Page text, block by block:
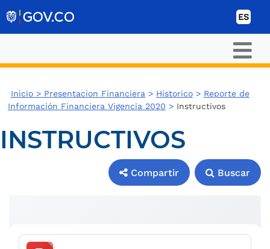
ES
Inicio > Presentacion Financiera > Historico> Reporte de
Información Financiera Vigencia 2020 >Instructivos
INSTRUCTIVOS
Compartir Buscar